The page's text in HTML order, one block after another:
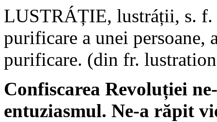
LUSTRÁȚIE, lustráții, s. f.
purificare a unei persoane,
purificare. (din fr.
Confiscarea Revoluției
entuziasmul. Ne-a răpit